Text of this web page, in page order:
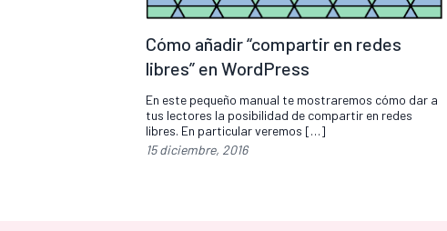
Cómo añadir “compartir en redes
libres” en WordPress
En este pequeño manual te mostraremos cómo dar a
tus lectores la posibilidad de compartir en redes
libres. En particular veremos […]
15 diciembre, 2016